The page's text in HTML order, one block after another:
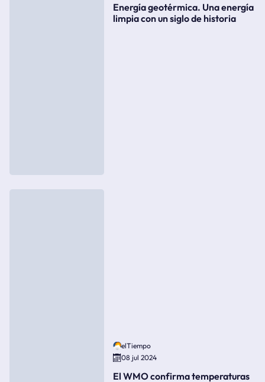
Energía geotérmica. Una energía
limpia con un siglo de historia
elTiempo
08 jul 2024
El WMO confirma temperaturas